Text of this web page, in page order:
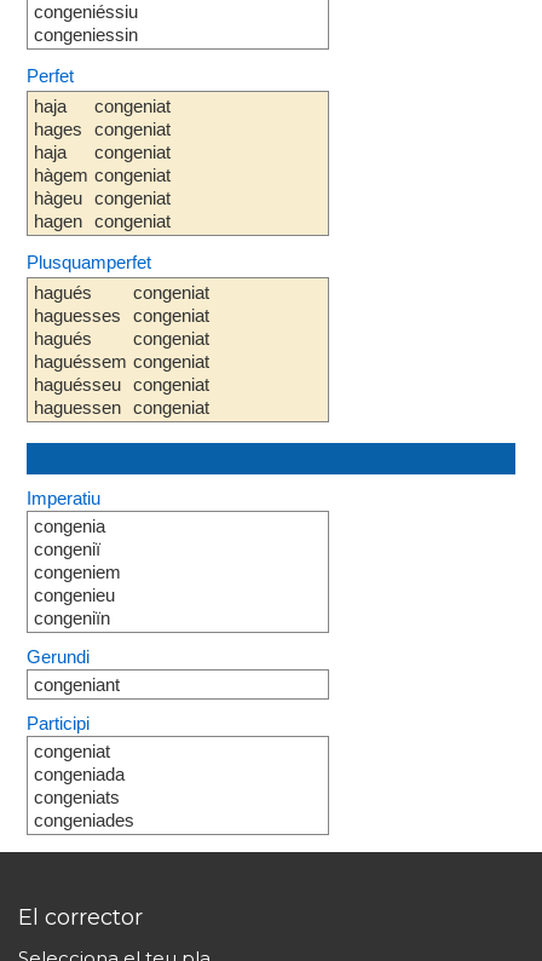
congeniéssiu
congeniessin
Perfet
haja
hages
haja
hàgem
hàgeu
hagen
congeniat
congeniat
congeniat
congeniat
congeniat
congeniat
Plusquamperfet
hagués
haguesses
hagués
haguéssem
haguésseu
haguessen
congeniat
congeniat
congeniat
congeniat
congeniat
congeniat
Imperatiu
congenia
congeniï
congeniem
congenieu
congeniïn
Gerundi
congeniant
Participi
congeniat
congeniada
congeniats
congeniades
El corrector